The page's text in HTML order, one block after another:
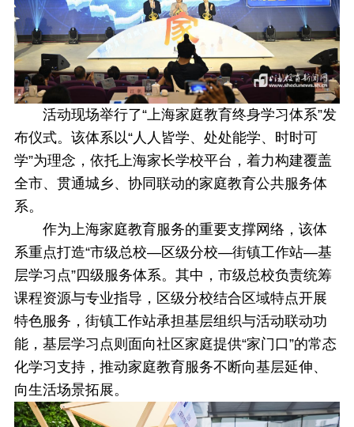
活动现场举行了“上海家庭教育终身学习体系”发
布仪式。该体系以“人人皆学、处处能学、时时可
学”为理念，依托上海家长学校平台，着力构建覆盖
全市、贯通城乡、协同联动的家庭教育公共服务体
系。
作为上海家庭教育服务的重要支撑网络，该体
系重点打造“市级总校—区级分校—街镇工作站—基
层学习点”四级服务体系。其中，市级总校负责统筹
课程资源与专业指导，区级分校结合区域特点开展
特色服务，街镇工作站承担基层组织与活动联动功
能，基层学习点则面向社区家庭提供“家门口”的常态
化学习支持，推动家庭教育服务不断向基层延伸、
向生活场景拓展。